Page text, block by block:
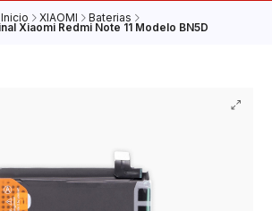
Inicio XIAOMI Baterias
Xiaomi Redmi Note 11 Modelo BN5D